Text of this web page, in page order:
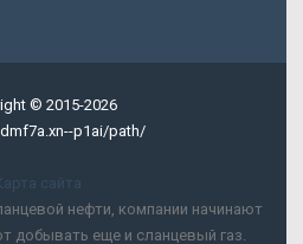
© 2015-2026
p1ai/path/
сайта
нефти, компании начинают
добывать еще и сланцевый газ.